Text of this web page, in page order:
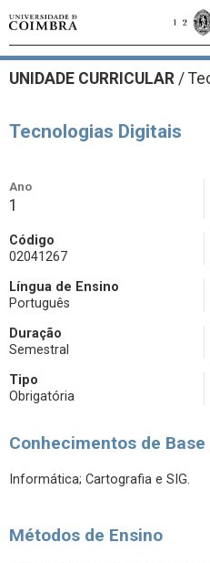
UNIDADE CURRICULAR /
Tecnologias Digitais
Ano
1
Código
02041267
Língua de Ensino
Português
Duração
Semestral
Tipo
Obrigatória
Conhecimentos de
Informática; Cartografia e SIG.
Métodos de Ensino